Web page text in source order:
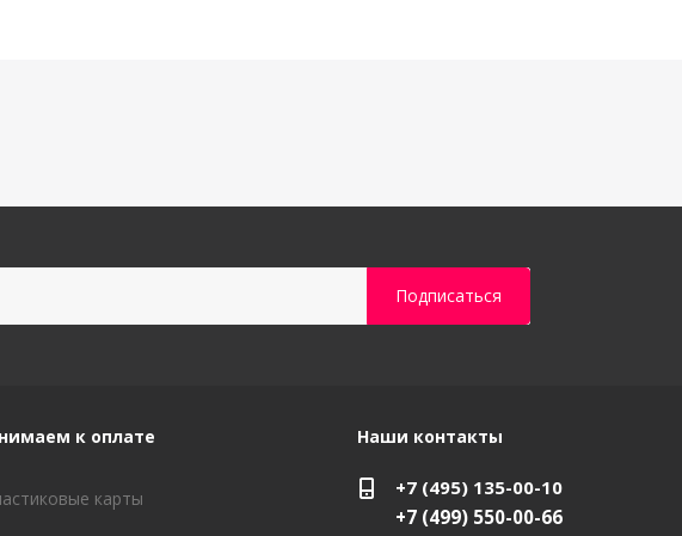
к оплате
карты
Наши контакты
+7 (495) 135-00-10
+7 (499) 550-00-66